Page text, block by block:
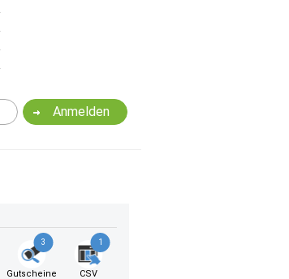
Anmelden
3
Gutscheine
1
CSV